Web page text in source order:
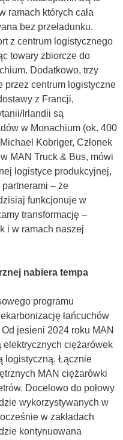
ramach których cała
bez przeładunku.
z centrum logistycznego
towary zbiorcze do
Dodatkowo, trzy
przez centrum logistyczne
z Francji,
Irlandii są
w Monachium (ok. 400
Kobriger, Członek
MAN Truck & Bus, mówi
logistyce produkcyjnej,
– że
funkcjonuje w
transformację –
i w ramach naszej
nabiera tempa
programu
łańcuchów
jesieni 2024 roku MAN
ciężarówek
logistyczną. Łącznie
MAN ciężarówki
Docelowo do połowy
wykorzystywanych w
w zakładach
kontynuowana